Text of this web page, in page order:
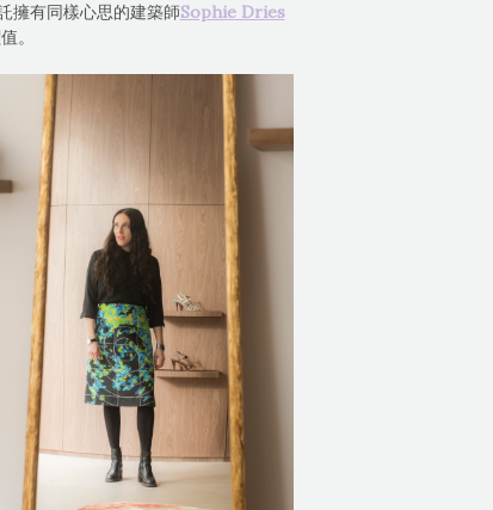
擁有同樣心思的建築師Sophie Dries
。